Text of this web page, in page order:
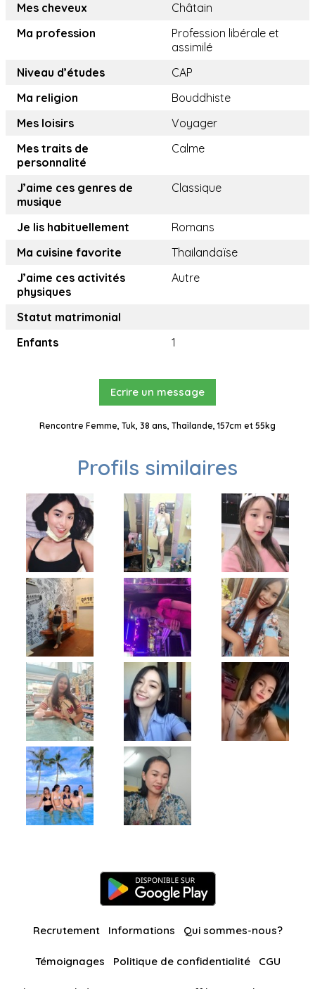
Mes cheveux
Châtain
Ma profession
Profession libérale et
assimilé
Niveau d’études
CAP
Ma religion
Bouddhiste
Mes loisirs
Voyager
Mes traits de
personnalité
Calme
J’aime ces genres de
musique
Classique
Je lis habituellement
Romans
Ma cuisine favorite
Thailandaïse
J’aime ces activités
physiques
Autre
Statut matrimonial
Enfants
1
Ecrire un message
Rencontre Femme, Tuk, 38 ans, Thaïlande, 157cm et 55kg
Profils similaires
Recrutement Informations Qui sommes-nous?
Témoignages Politique de confidentialité CGU